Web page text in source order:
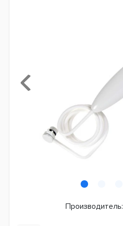
Производитель: